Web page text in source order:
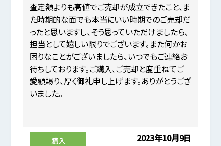
査定額よりも高値でご売却が成立できたこと、ま
た時期的な面でも本当にいい時期でのご売却だ
ったと思いますし、そう思っていただけましたら、
担当として嬉しい限りでございます。また何かお
困りなことがございましたら、いつでもご連絡お
待ちしております。ご購入、ご売却と度重ねてご
愛顧賜り、厚く御礼申し上げます。ありがとうござ
いました。
購入 2023年10月9日